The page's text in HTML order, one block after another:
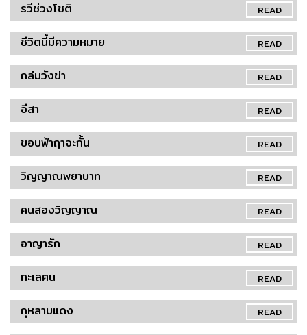
READ
รวีช่วงโชติ
READ
ชีวิตนี้มีความหมาย
READ
ถล่มวังข่า
READ
อีสา
READ
ขอบฟ้าฤาจะกั้น
READ
วิญญาณพยาบาท
READ
คนสองวิญญาณ
READ
อาญารัก
READ
ทะเลฅน
READ
กุหลาบแดง